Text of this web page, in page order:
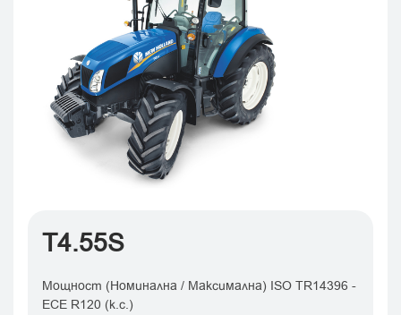
T4.55S
Мощност (Номинална / Максимална) ISO TR14396 -
ECE R120 (к.с.)